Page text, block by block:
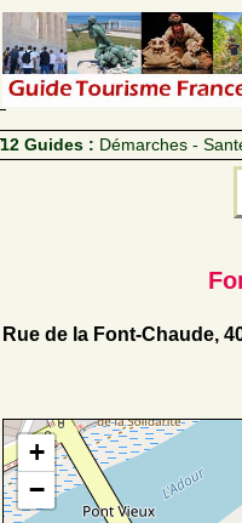
12 Guides : Démarches -
Rue de la Font-Chaude,
+
−